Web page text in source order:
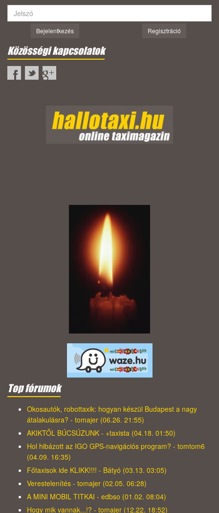
Bejelentkezés Regisztráció
Közösségi kapcsolatok
Top fórumok
Okosautók, robottaxik: hogyan készül Budapest a nagy
átalakulásra? - tomajer (06.26. 21:55)
AKIKTŐL BÚCSÚZUNK - +taxista (04.18. 01:50)
Hol hibázott az IGO GPS-navigációs program? - tomtom6
(04.09. 16:35)
Főtaxisok ide KLIKK!!!! - Bátyó (03.13. 03:05)
Verestelenítés - tomajer (02.05. 06:28)
A MINI MOBIL TITKAI - edbso (01.02. 08:04)
Hogy mik vannak...!? - tomajer (12.22. 18:52)